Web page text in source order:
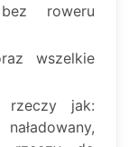
roweru
wszelkie
rzeczy jak: